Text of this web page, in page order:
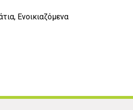
Ενοικιαζόμενα